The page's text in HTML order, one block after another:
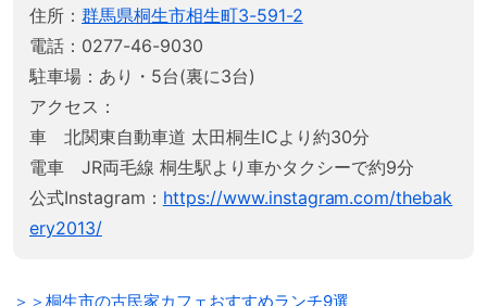
住所： 群馬県桐生市相生町3-591-2
電話：0277-46-9030
駐車場：あり・5台(裏に3台)
アクセス：
車 北関東自動車道 太田桐生ICより約30分
電車 JR両毛線 桐生駅より車かタクシーで約9分
公式Instagram： https://www.instagram.com/thebak
ery2013/
＞＞桐生市の古民家カフェおすすめランチ9選